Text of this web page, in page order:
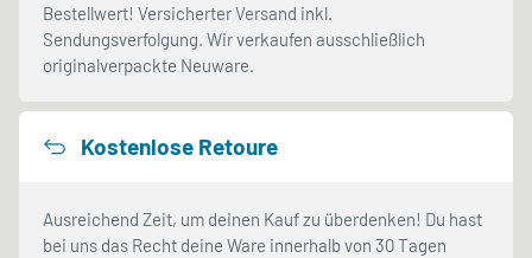
Bestellwert! Versicherter Versand inkl.
Sendungsverfolgung. Wir verkaufen ausschließlich
originalverpackte Neuware.
Kostenlose Retoure
Ausreichend Zeit, um deinen Kauf zu überdenken! Du hast
bei uns das Recht deine Ware innerhalb von 30 Tagen